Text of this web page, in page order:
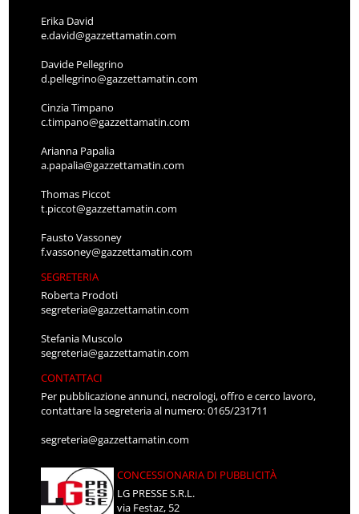
Erika David
e.david@gazzettamatin.com
Davide Pellegrino
d.pellegrino@gazzettamatin.com
Cinzia Timpano
c.timpano@gazzettamatin.com
Arianna Papalia
a.papalia@gazzettamatin.com
Thomas Piccot
t.piccot@gazzettamatin.com
Fausto Vassoney
f.vassoney@gazzettamatin.com
SEGRETERIA
Roberta Prodoti
segreteria@gazzettamatin.com
Stefania Muscolo
segreteria@gazzettamatin.com
CONTATTACI
Per pubblicazione annunci, necrologi, offro e cerco lavoro,
contattare la segreteria al numero: 0165/231711
segreteria@gazzettamatin.com
CONCESSIONARIA DI PUBBLICITÀ
LG PRESSE S.R.L.
via Festaz, 52